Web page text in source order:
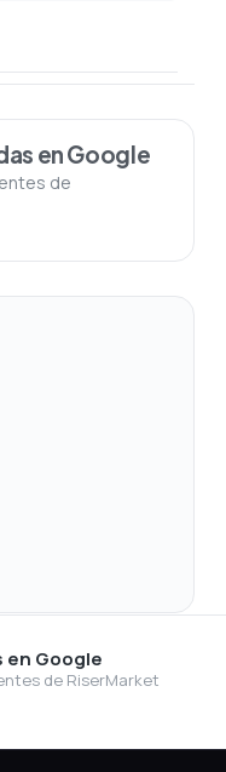
en Google
de
en Google
de RiserMarket